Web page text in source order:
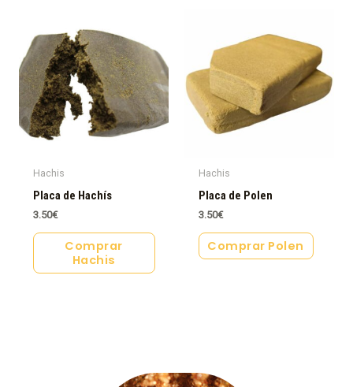
Hachis
Placa de Hachís
3.50€
Comprar
Hachis
Hachis
Placa de Polen
3.50€
Comprar Polen